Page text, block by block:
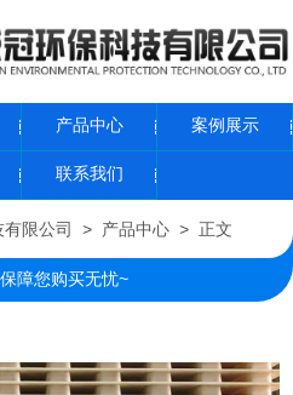
产品中心 案例展示
联系我们
限公司 > 产品中心> 正文
障您购买无忧~